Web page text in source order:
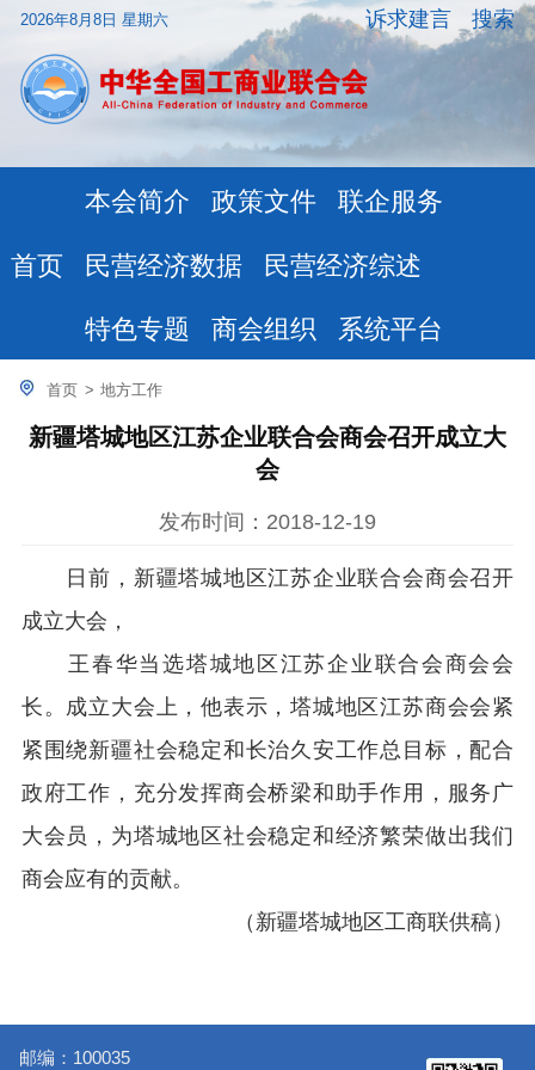
2026年8月8日 星期六 搜索
诉求建言
首页
本会简介 政策文件 联企服务
民营经济数据 民营经济综述
特色专题 商会组织 系统平台
首页 > 地方工作
新疆塔城地区江苏企业联合会商会召开成立大
会
发布时间：2018-12-19
日前，新疆塔城地区江苏企业联合会商会召开
成立大会，
王春华当选塔城地区江苏企业联合会商会会
长。成立大会上，他表示，塔城地区江苏商会会紧
紧围绕新疆社会稳定和长治久安工作总目标，配合
政府工作，充分发挥商会桥梁和助手作用，服务广
大会员，为塔城地区社会稳定和经济繁荣做出我们
商会应有的贡献。
（新疆塔城地区工商联供稿）
邮编：100035